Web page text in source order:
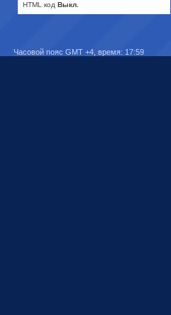
HTML код Выкл.
Часовой пояс GMT +4, время: 17:59